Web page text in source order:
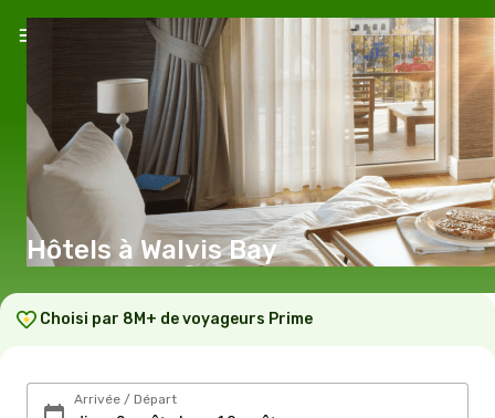
Hôtels à Walvis Bay
Choisi par 8M+ de voyageurs Prime
Arrivée / Départ